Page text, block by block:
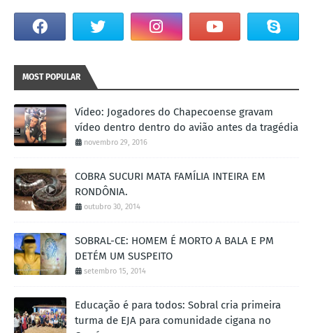
MOST POPULAR
Vídeo: Jogadores do Chapecoense gravam
vídeo dentro dentro do avião antes da tragédia
novembro 29, 2016
COBRA SUCURI MATA FAMÍLIA INTEIRA EM
RONDÔNIA.
outubro 30, 2014
SOBRAL-CE: HOMEM É MORTO A BALA E PM
DETÉM UM SUSPEITO
setembro 15, 2014
Educação é para todos: Sobral cria primeira
turma de EJA para comunidade cigana no